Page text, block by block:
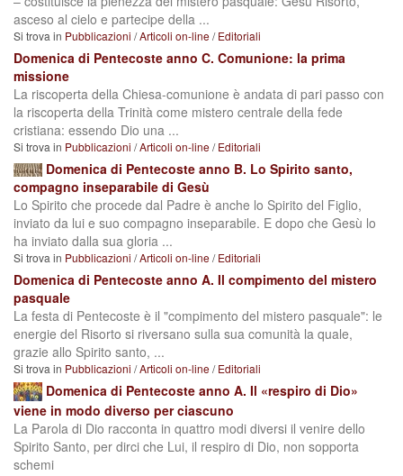
asceso al cielo e partecipe della ...
Si trova in Pubblicazioni /Articoli on-line/Editoriali
Domenica di Pentecoste anno C. Comunione: la prima
missione
La riscoperta della Chiesa-comunione è andata di pari passo con
la riscoperta della Trinità come mistero centrale della fede
cristiana: essendo Dio una ...
Si trova in Pubblicazioni /Articoli on-line/Editoriali
Domenica di Pentecoste anno B. Lo Spirito santo,
compagno inseparabile di Gesù
Lo Spirito che procede dal Padre è anche lo Spirito del Figlio,
inviato da lui e suo compagno inseparabile. E dopo che Gesù lo
ha inviato dalla sua gloria ...
Si trova in Pubblicazioni /Articoli on-line/Editoriali
Domenica di Pentecoste anno A. Il compimento del mistero
pasquale
La festa di Pentecoste è il "compimento del mistero pasquale": le
energie del Risorto si riversano sulla sua comunità la quale,
grazie allo Spirito santo, ...
Si trova in Pubblicazioni /Articoli on-line/Editoriali
Domenica di Pentecoste anno A. Il «respiro di Dio»
viene in modo diverso per ciascuno
La Parola di Dio racconta in quattro modi diversi il venire dello
Spirito Santo, per dirci che Lui, il respiro di Dio, non sopporta
schemi